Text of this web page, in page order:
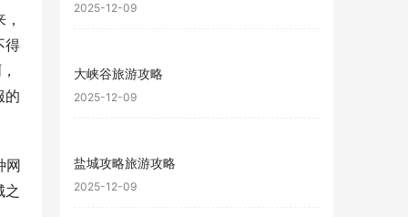
得
的
网
之
2025-12-09
大峡谷旅游攻略
2025-12-09
盐城攻略旅游攻略
2025-12-09